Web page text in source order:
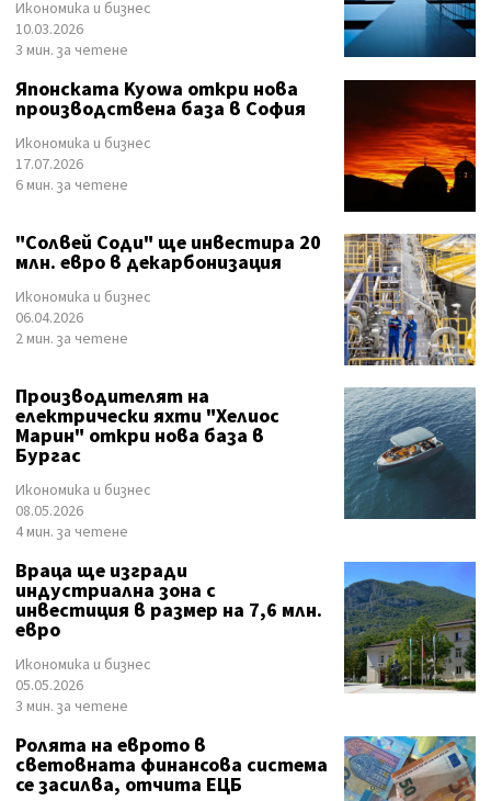
Икономика и бизнес
10.03.2026
3 мин. за четене
Японската Kyowa откри нова
производствена база в София
Икономика и бизнес
17.07.2026
6 мин. за четене
"Солвей Соди" ще инвестира 20
млн. евро в декарбонизация
Икономика и бизнес
06.04.2026
2 мин. за четене
Производителят на
електрически яхти "Хелиос
Марин" откри нова база в
Бургас
Икономика и бизнес
08.05.2026
4 мин. за четене
Враца ще изгради
индустриална зона с
инвестиция в размер на 7,6 млн.
евро
Икономика и бизнес
05.05.2026
3 мин. за четене
Ролята на еврото в
световната финансова система
се засилва, отчита ЕЦБ